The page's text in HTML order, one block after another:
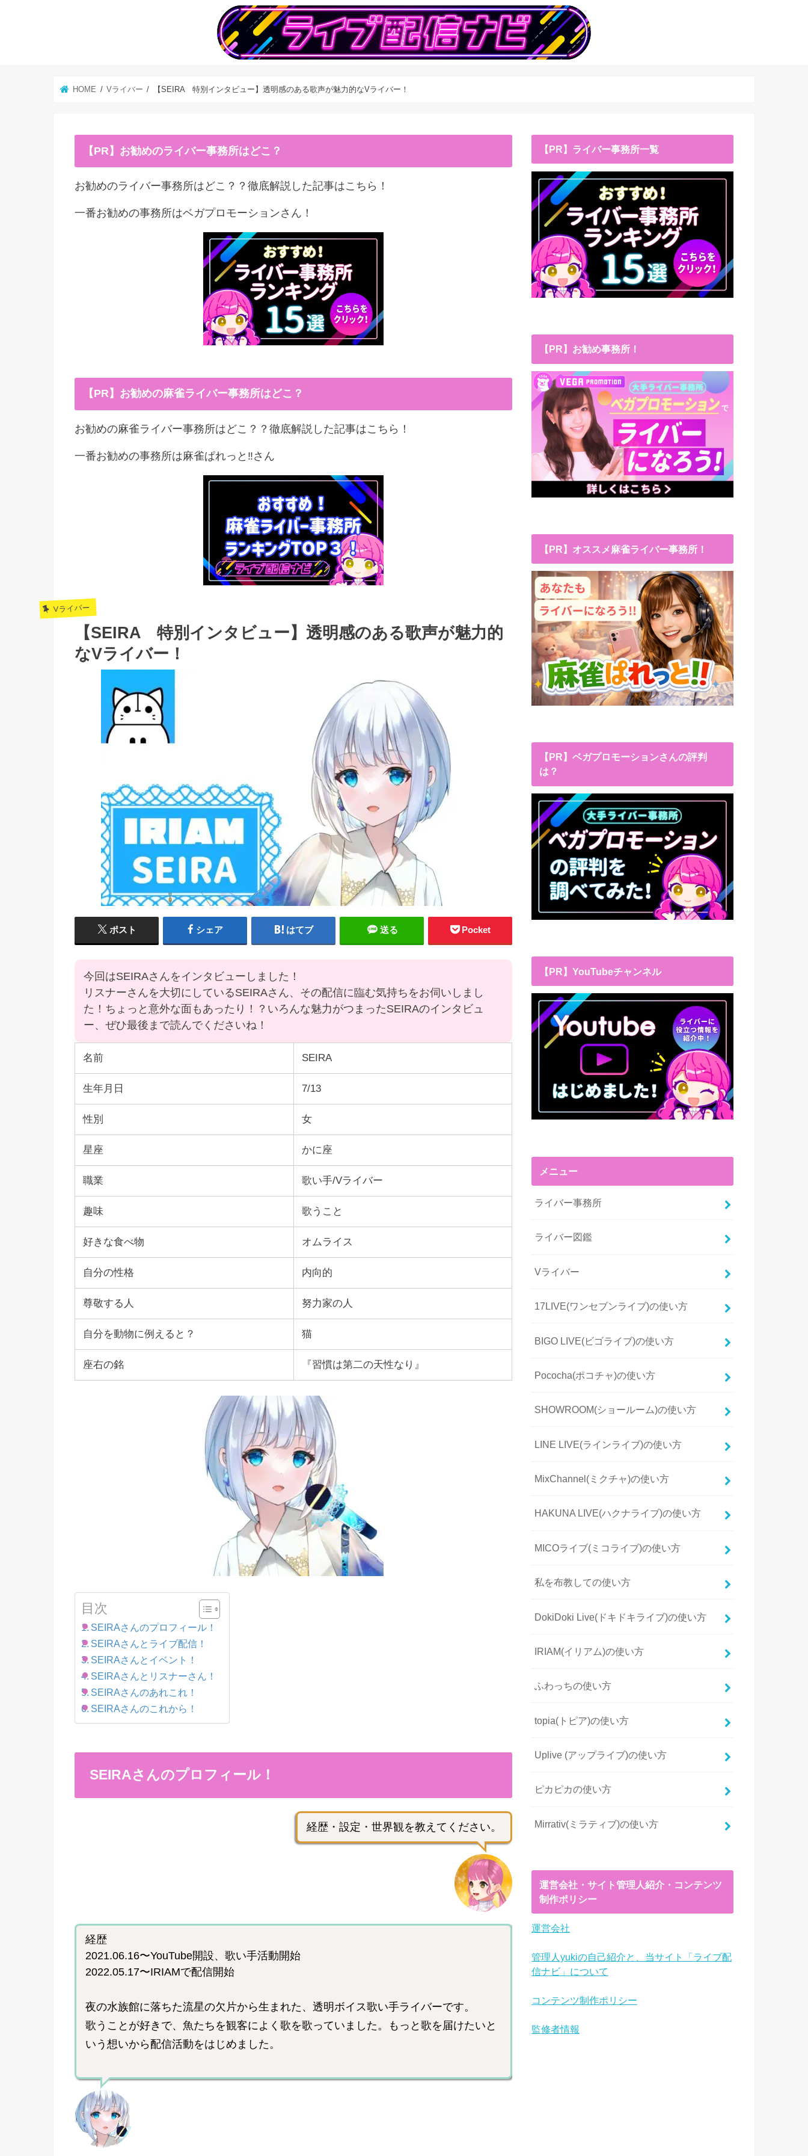
HOME Vライバー 【SEIRA 特別インタビュー】透明感のある歌声が魅力的なVライバー！
【PR】お勧めのライバー事務所はどこ？
お勧めのライバー事務所はどこ？？徹底解説した記事はこちら！
一番お勧めの事務所はベガプロモーションさん！
【PR】お勧めの麻雀ライバー事務所はどこ？
お勧めの麻雀ライバー事務所はどこ？？徹底解説した記事はこちら！
一番お勧めの事務所は麻雀ぱれっと‼︎さん
Vライバー
【SEIRA 特別インタビュー】透明感のある歌声が魅力的
なVライバー！
ポスト シェア はてブ 送る Pocket
今回はSEIRAさんをインタビューしました！
リスナーさんを大切にしているSEIRAさん、その配信に臨む気持ちをお伺いしまし
た！ちょっと意外な面もあったり！？いろんな魅力がつまったSEIRAのインタビュ
ー、ぜひ最後まで読んでくださいね！
名前 SEIRA
生年月日 7/13
性別 女
星座 かに座
職業 歌い手/Vライバー
趣味 歌うこと
好きな食べ物 オムライス
自分の性格 内向的
尊敬する人 努力家の人
自分を動物に例えると？ 猫
座右の銘 『習慣は第二の天性なり』
目次
SEIRAさんのプロフィール！
SEIRAさんとライブ配信！
SEIRAさんとイベント！
SEIRAさんとリスナーさん！
SEIRAさんのあれこれ！
SEIRAさんのこれから！
SEIRAさんのプロフィール！
経歴・設定・世界観を教えてください。
経歴
2021.06.16〜YouTube開設、歌い手活動開始
2022.05.17〜IRIAMで配信開始
夜の水族館に落ちた流星の欠片から生まれた、透明ボイス歌い手ライバーです。
歌うことが好きで、魚たちを観客によく歌を歌っていました。もっと歌を届けたいと
いう想いから配信活動をはじめました。
【PR】ライバー事務所一覧
【PR】お勧め事務所！
【PR】オススメ麻雀ライバー事務所！
【PR】ベガプロモーションさんの評判
は？
【PR】YouTubeチャンネル
メニュー
ライバー事務所
ライバー図鑑
Vライバー
17LIVE(ワンセブンライブ)の使い方
BIGO LIVE(ビゴライブ)の使い方
Pococha(ポコチャ)の使い方
SHOWROOM(ショールーム)の使い方
LINE LIVE(ラインライブ)の使い方
MixChannel(ミクチャ)の使い方
HAKUNA LIVE(ハクナライブ)の使い方
MICOライブ(ミコライブ)の使い方
私を布教しての使い方
DokiDoki Live(ドキドキライブ)の使い方
IRIAM(イリアム)の使い方
ふわっちの使い方
topia(トピア)の使い方
Uplive (アップライブ)の使い方
ピカピカの使い方
Mirrativ(ミラティブ)の使い方
運営会社・サイト管理人紹介・コンテンツ
制作ポリシー
運営会社
管理人yukiの自己紹介と、当サイト「ライブ配
信ナビ」について
コンテンツ制作ポリシー
監修者情報